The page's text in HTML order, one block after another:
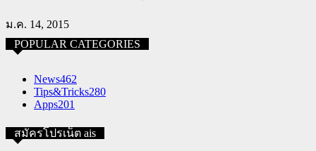
ม.ค. 14, 2015
POPULAR CATEGORIES
News462
Tips&Tricks280
Apps201
สมัครโปรเน็ต ais